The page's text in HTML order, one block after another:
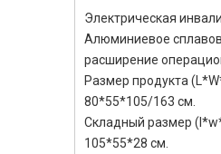
Электрическая
Алюминиевое
расширение
Размер продукта
80*55*105/163 см.
Складный размер
105*55*28 см.